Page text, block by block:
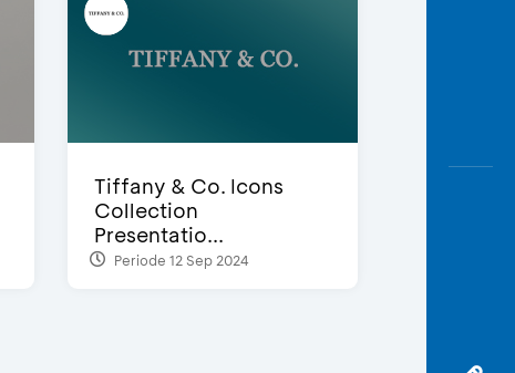
Tiffany & Co. Icons
Collection
Presentatio...
Periode 12 Sep 2024